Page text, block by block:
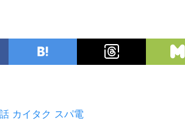
カイタク スパ電